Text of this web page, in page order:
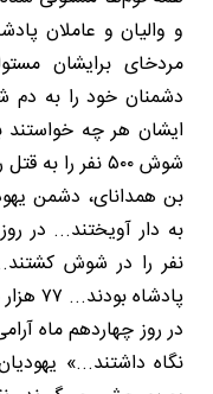
و والیان و عاملان
مردخای برایشان
دشمنان خود را به دم
ایشان هر چه خواستند
بن همدانای، دشمن
نفر را در شوش
در روز چهاردهم ماه
نگاه داشتند...»